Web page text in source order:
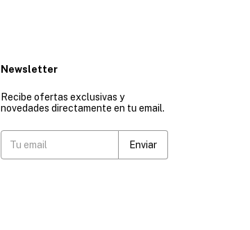
Newsletter
Recibe ofertas exclusivas y
novedades directamente en tu email.